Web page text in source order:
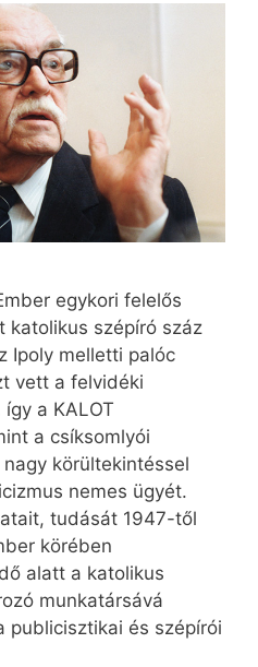
egykori felelős
katolikus szépíró száz
Ipoly melletti palóc
vett a felvidéki
a KALOT
a csíksomlyói
körültekintéssel
nemes ügyét.
tudását 1947-től
körében
alatt a katolikus
munkatársává
publicisztikai és szépírói